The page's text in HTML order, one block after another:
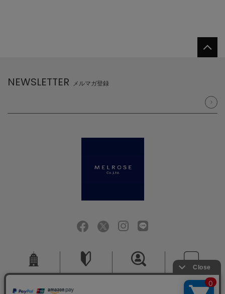
NEWSLETTER メルマガ登録
お問い合せ